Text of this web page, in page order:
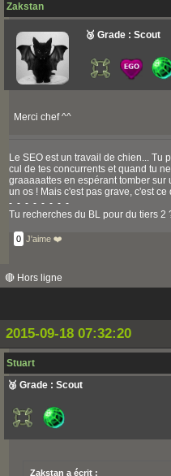
Zakstan
🥉 Grade : Scout
Merci chef ^^
Le SEO est un travail de chien... Tu
cul de tes concurrents et quand tu
graaaaattes en espérant tomber sur
un os ! Mais c'est pas grave, c'est
- - - - - - - -
Tu recherches du BL pour du tiers 2
0 J'aime ❤️
🔴 Hors ligne
2015-09-18 07:32:20
Stuart
🥉 Grade : Scout
Zakstan a écrit :